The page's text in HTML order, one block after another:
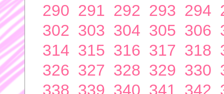
290 291 292 293 294
302 303 304 305 306
314 315 316 317 318
326 327 328 329 330
338 339 340 341 342